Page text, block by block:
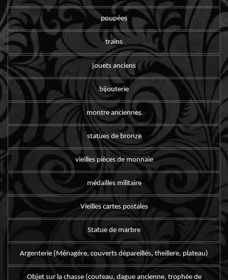
poupées
trains
jouets anciens
bijouterie
montre anciennes
statues de bronze
vieilles pièces de monnaie
médailles militaire
Vieilles cartes postales
Statue de marbre
Argenterie (Ménagère, couverts dépareillés, theillere, plateau)
Objet sur la chasse (couteau, dague ancienne, trophée de